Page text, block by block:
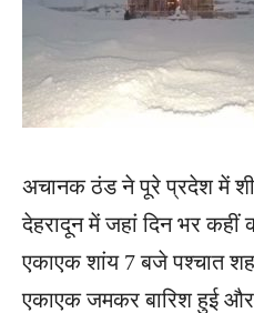
अचानक ठंड ने पूरे प्रदेश में
देहरादून में जहां दिन भर कहीं
एकाएक शांय 7 बजे पश्चात
एकाएक जमकर बारिश हुई